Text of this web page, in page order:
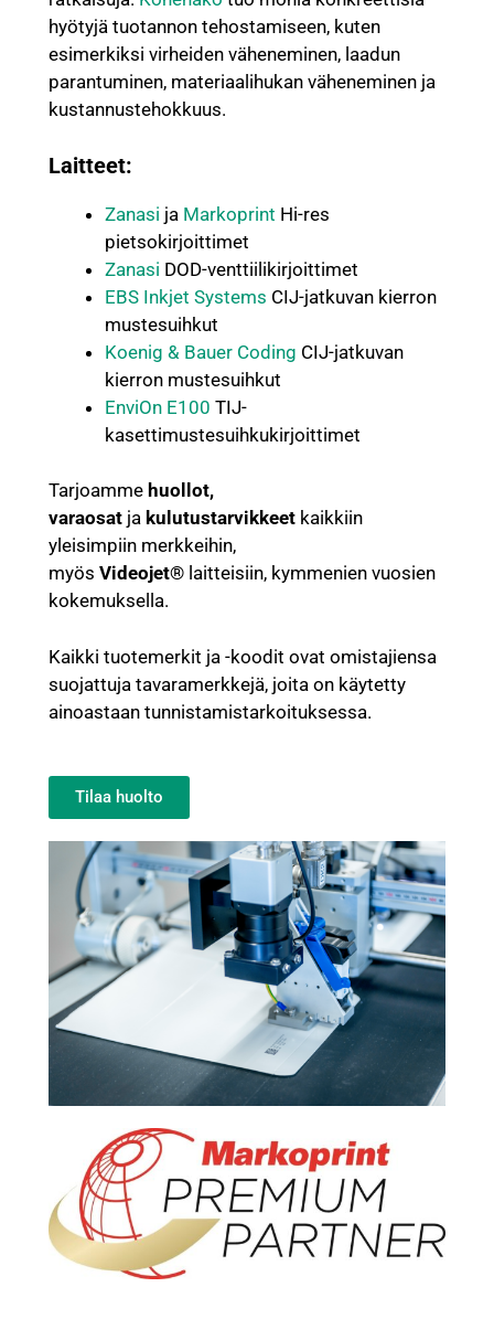
hyötyjä tuotannon tehostamiseen, kuten
esimerkiksi virheiden väheneminen, laadun
parantuminen, materiaalihukan väheneminen ja
kustannustehokkuus.
Laitteet:
Zanasi ja Markoprint Hi-res
pietsokirjoittimet
Zanasi DOD-venttiilikirjoittimet
EBS Inkjet Systems CIJ-jatkuvan kierron
mustesuihkut
Koenig & Bauer Coding CIJ-jatkuvan
kierron mustesuihkut
EnviOn E100 TIJ-
kasettimustesuihkukirjoittimet
Tarjoamme huollot,
varaosat ja kulutustarvikkeet kaikkiin
yleisimpiin merkkeihin,
myös Videojet® laitteisiin, kymmenien vuosien
kokemuksella.
Kaikki tuotemerkit ja -koodit ovat omistajiensa
suojattuja tavaramerkkejä, joita on käytetty
ainoastaan tunnistamistarkoituksessa.
Tilaa huolto